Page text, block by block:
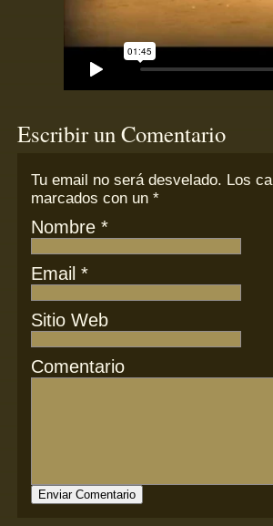
Escribir un Comentario
Tu email noserá desvelado. Los
marcados con un *
Nombre *
Email *
Sitio Web
Comentario